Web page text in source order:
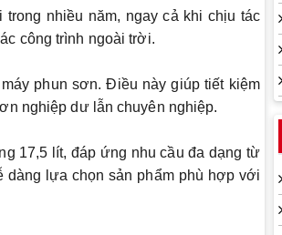
nhiều năm, ngay cả khi chịu tác
công trình ngoài trời.
phun sơn. Điều này giúp tiết kiệm
nghiệp dư lẫn chuyên nghiệp.
17,5 lít, đáp ứng nhu cầu đa dạng từ
dàng lựa chọn sản phẩm phù hợp với